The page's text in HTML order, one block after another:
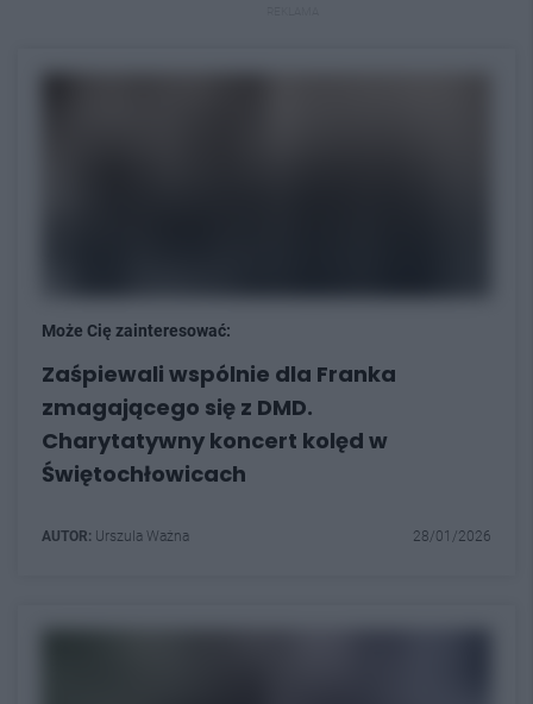
Może Cię zainteresować:
Zaśpiewali wspólnie dla Franka
zmagającego się z DMD.
Charytatywny koncert kolęd w
Świętochłowicach
AUTOR: Urszula Ważna 28/01/2026